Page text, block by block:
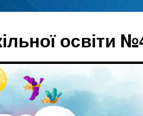
освіти